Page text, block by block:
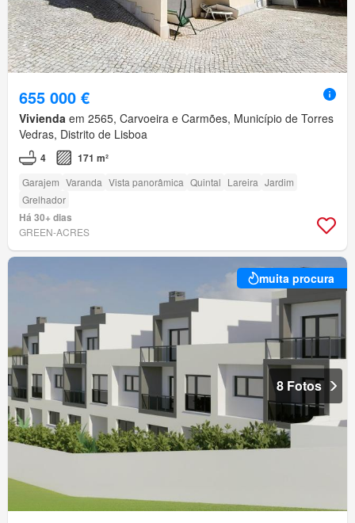
655 000 €
Vivienda em 2565, Carvoeira e Carmões, Município de Torres
Vedras, Distrito de Lisboa
4 171 m²
Garajem Varanda Vista panorâmica Quintal Lareira Jardim
Grelhador
Há 30+ dias
GREEN-ACRES
muita procura
8 Fotos